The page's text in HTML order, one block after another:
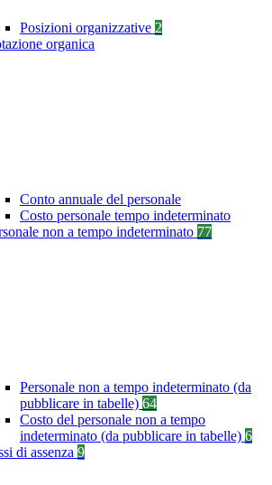
Posizioni organizzative 2
organica
Conto annuale del personale
Costo personale tempo indeterminato
non a tempo indeterminato 77
Personale non a tempo indeterminato (da
pubblicare in tabelle) 64
Costo del personale non a tempo
indeterminato (da pubblicare in tabelle) 6
di assenza 9